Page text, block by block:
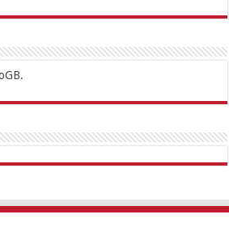
SupertotobetTipobetMatadorbetMariobet